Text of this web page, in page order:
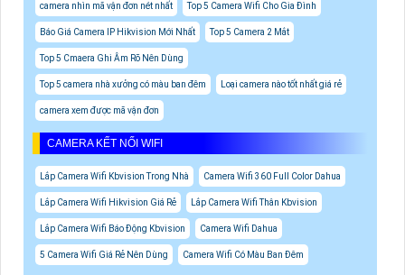
camera nhìn mã vận đơn nét nhất Top 5 Camera Wifi Cho Gia Đình
Báo Giá Camera IP Hikvision Mới Nhất Top 5 Camera 2 Mắt
Top 5 Cmaera Ghi Âm Rõ Nên Dùng
Top 5 camera nhà xưởng có màu ban đêm Loại camera nào tốt nhất giá rẻ
camera xem được mã vận đơn
CAMERA KẾT NỐI WIFI
Lắp Camera Wifi Kbvision Trong Nhà Camera Wifi 360 Full Color Dahua
Lắp Camera Wifi Hikvision Giá Rẻ Lắp Camera Wifi Thân Kbvision
Lắp Camera Wifi Báo Động Kbvision Camera Wifi Dahua
5 Camera Wifi Giá Rẻ Nên Dùng Camera Wifi Có Màu Ban Đêm